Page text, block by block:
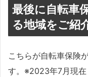
最後に自転車
る地域をご紹
こちらが自転車保険
す。※2023年7月現在